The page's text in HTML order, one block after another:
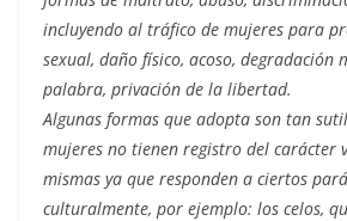
incluyendo al tráfico de mujeres para
sexual, daño físico, acoso, degradación
palabra, privación de la libertad.
Algunas formas que adopta son tan
mujeres no tienen registro del carácter
mismas ya que responden a ciertos
culturalmente, por ejemplo: los celos,